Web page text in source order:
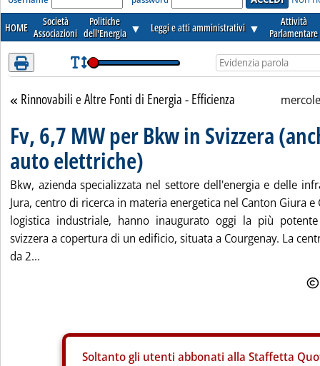
HOME
Società
Associazioni
Politiche
dell'Energia ▼ Leggi e atti amministrativi ▼
Attività
Parlamentare
Torna alla sezione
Rinnovabili e Altre Fonti di Energia - Efficienza
Fv, 6,7 MW per Bkw in Svizzera
auto elettriche)
Bkw, azienda specializzata nel settore dell'energia e delle
Jura, centro di ricerca in materia energetica nel Canton Giura
logistica industriale, hanno inaugurato oggi la più
svizzera a copertura di un edificio, situata a Courgenay. La
da 2...
Soltanto gli utenti abbonati alla Staffetta